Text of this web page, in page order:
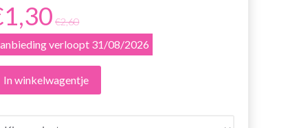
€2,60
verloopt 31/08/2026
In winkelwagentje